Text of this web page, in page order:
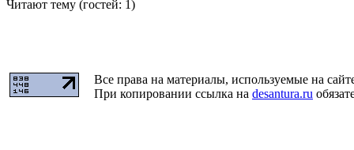
Читают тему (гостей: 1)
Все права на материалы, используемые на
При копировании ссылка на desantura.ru